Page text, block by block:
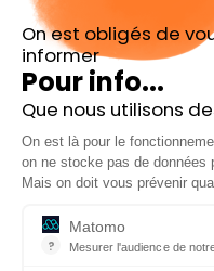
On est obligés de
informer
Pour info...
Que nous utilisons
On est là pour le
on ne stocke pas de données
Mais on doit vous prévenir
?
Matomo
Mesurer l'audience de
Qui sommes-nous ?
Auteurs Café
Inscrivez-
En cadeau